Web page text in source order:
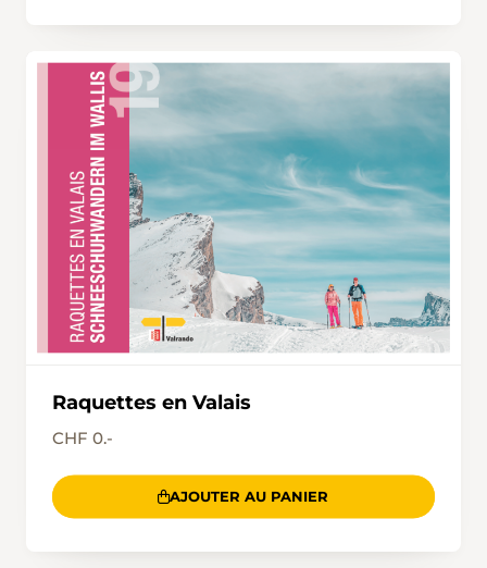
Raquettes en Valais
CHF 0.-
AJOUTER AU PANIER